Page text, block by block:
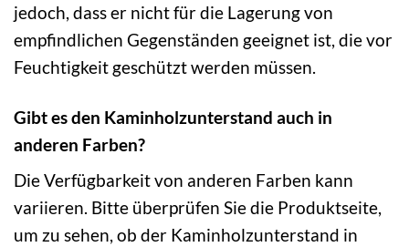
jedoch, dass er nicht für die Lagerung von
empfindlichen Gegenständen geeignet ist, die vor
Feuchtigkeit geschützt werden müssen.
Gibt es den Kaminholzunterstand auch in
anderen Farben?
Die Verfügbarkeit von anderen Farben kann
variieren. Bitte überprüfen Sie die Produktseite,
um zu sehen, ob der Kaminholzunterstand in